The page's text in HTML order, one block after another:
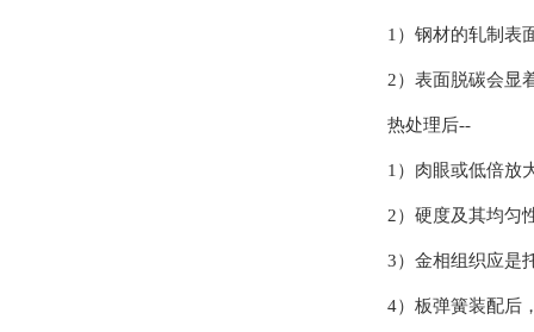
1）钢材的轧制表
2）表面脱碳会显
热处理后--
1）肉眼或低倍放
2）硬度及其均匀
3）金相组织应是
4）板弹簧装配后